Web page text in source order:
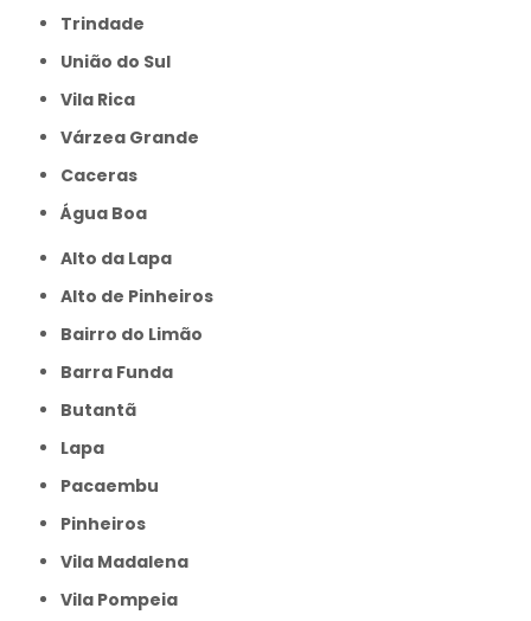
Trindade
União do Sul
Vila Rica
Várzea Grande
caceras
Água Boa
Alto da Lapa
Alto de Pinheiros
Bairro do Limão
Barra Funda
Butantã
Lapa
Pacaembu
Pinheiros
Vila Madalena
Vila Pompeia